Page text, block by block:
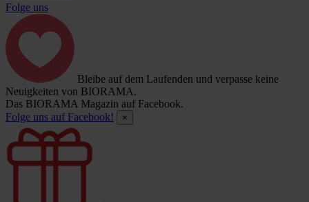
Folge uns
Bleibe auf dem Laufenden und verpasse keine
Neuigkeiten von BIORAMA.
Das BIORAMA Magazin auf Facebook.
Folge uns auf Facebook!
×